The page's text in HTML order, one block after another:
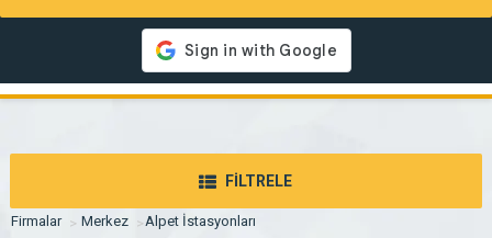
FİLTRELE
Firmalar Merkez Alpet İstasyonları